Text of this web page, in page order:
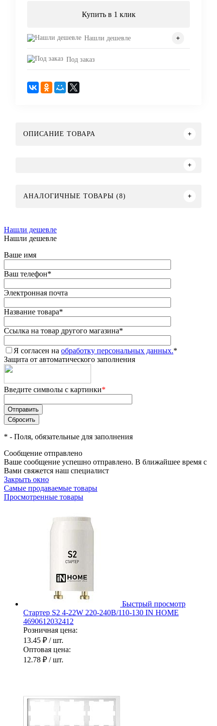
Купить в 1 клик
Нашли дешевле
Под заказ
ОПИСАНИЕ ТОВАРА
АНАЛОГИЧНЫЕ ТОВАРЫ (8)
Нашли дешевле
Нашли дешевле
Ваше имя
Ваш телефон*
Электронная почта
Название товара*
Ссылка на товар другого магазина*
Я согласен на обработку персональных данных.*
Защита от автоматического заполнения
Введите символы с картинки*
* - Поля, обязательные для заполнения
Сообщение отправлено
Ваше сообщение успешно отправлено. В ближайшее время с
Вами свяжется наш специалист
Закрыть окно
Самые продаваемые товары
Просмотренные товары
Быстрый просмотр
Стартер S2 4-22W 220-240В/110-130 IN HOME
4690612032412
Розничная цена:
13.45 ₽ / шт.
Оптовая цена:
12.78 ₽ / шт.